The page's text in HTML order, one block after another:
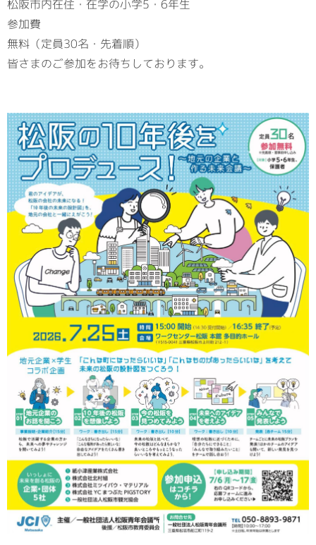
松阪市内在住・在学の小学5・6年生
参加費
無料（定員30名・先着順）
皆さまのご参加をお待ちしております。